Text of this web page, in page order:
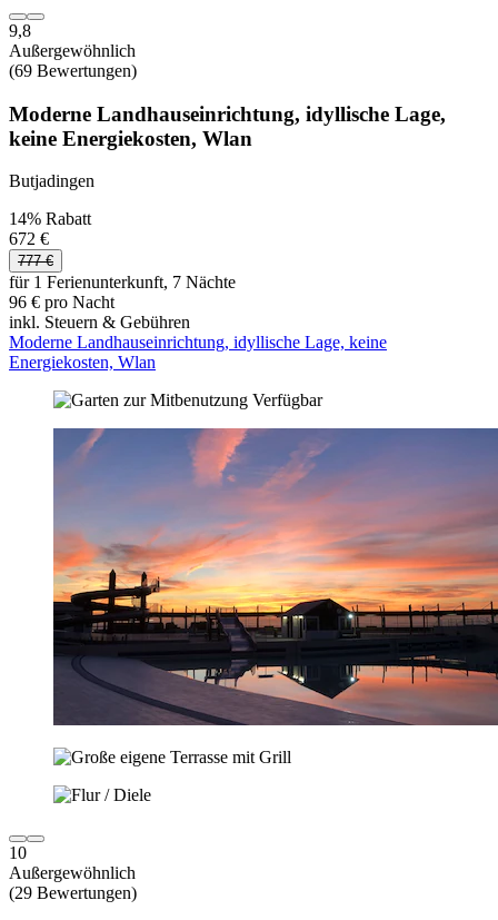
9,8
Außergewöhnlich
(69 Bewertungen)
Moderne Landhauseinrichtung, idyllische Lage,
keine Energiekosten, Wlan
Butjadingen
14% Rabatt
672 €
777 €
für 1 Ferienunterkunft, 7 Nächte
96 € pro Nacht
inkl. Steuern & Gebühren
Moderne Landhauseinrichtung, idyllische Lage, keine
Energiekosten, Wlan
10
Außergewöhnlich
(29 Bewertungen)